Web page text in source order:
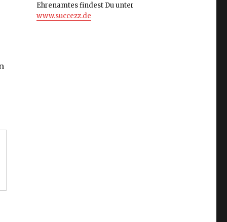
Ehrenamtes findest Du unter
www.succezz.de